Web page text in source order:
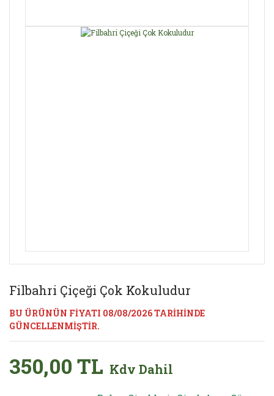
Filbahri Çiçeği Çok Kokuludur
BU ÜRÜNÜN FİYATI 08/08/2026 TARİHİNDE
GÜNCELLENMİŞTİR.
350,00 TL Kdv Dahil